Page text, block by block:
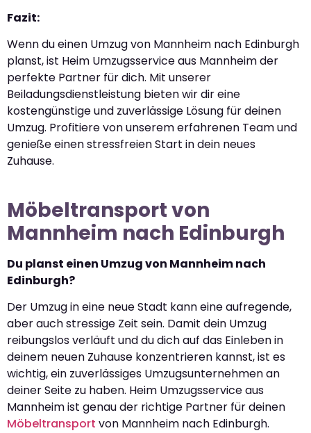
Fazit:
Wenn du einen Umzug von Mannheim nach Edinburgh
planst, ist Heim Umzugsservice aus Mannheim der
perfekte Partner für dich. Mit unserer
Beiladungsdienstleistung bieten wir dir eine
kostengünstige und zuverlässige Lösung für deinen
Umzug. Profitiere von unserem erfahrenen Team und
genieße einen stressfreien Start in dein neues
Zuhause.
Möbeltransport von
Mannheim nach Edinburgh
Du planst einen Umzug von Mannheim nach
Edinburgh?
Der Umzug in eine neue Stadt kann eine aufregende,
aber auch stressige Zeit sein. Damit dein Umzug
reibungslos verläuft und du dich auf das Einleben in
deinem neuen Zuhause konzentrieren kannst, ist es
wichtig, ein zuverlässiges Umzugsunternehmen an
deiner Seite zu haben. Heim Umzugsservice aus
Mannheim ist genau der richtige Partner für deinen
Möbeltransport von Mannheim nach Edinburgh.